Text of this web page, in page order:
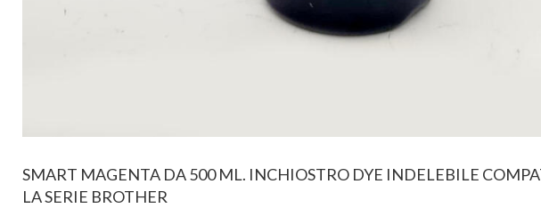
SMART MAGENTA DA 500 ML. INCHIOSTRO DYE INDELEBILE
LA SERIE BROTHER